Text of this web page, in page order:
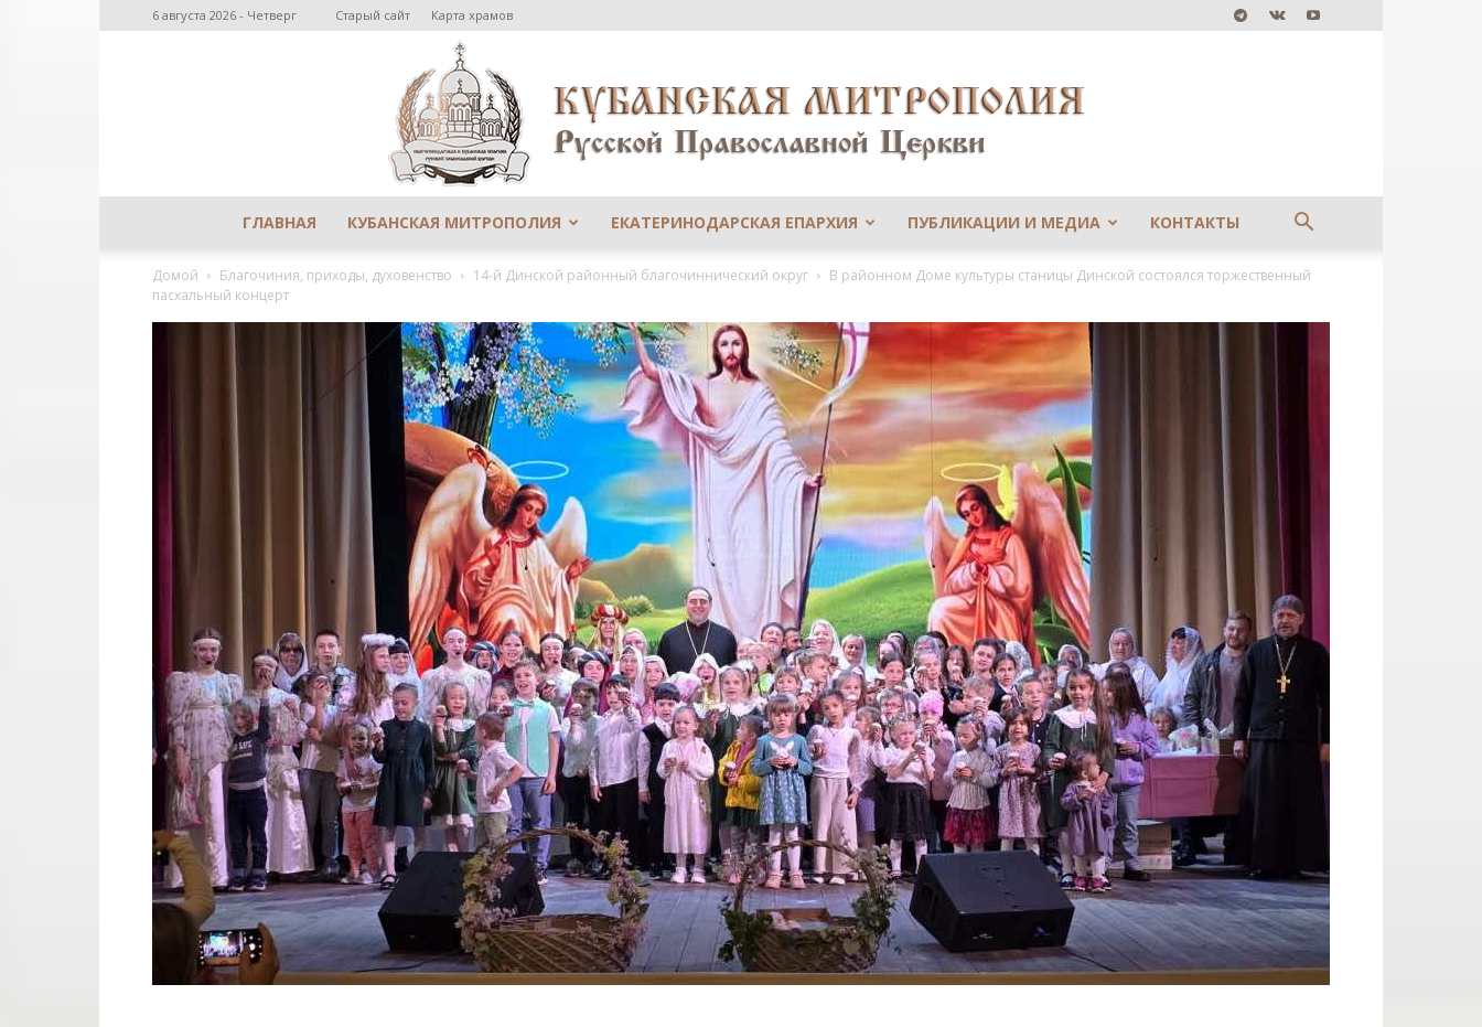
6 августа 2026 - Четверг Старый сайт Карта храмов
Сайт
Екатеринодарской
Кубанской
епархии
ГЛАВНАЯ КУБАНСКАЯ МИТРОПОЛИЯ ЕКАТЕРИНОДАРСКАЯ ЕПАРХИЯ ПУБЛИКАЦИИ И МЕДИА КОНТАКТЫ
Домой Благочиния, приходы, духовенство 14-й Динской районный благочиннический округ
В районном Доме культуры станицы Динской состоялся торжественный
пасхальный концерт